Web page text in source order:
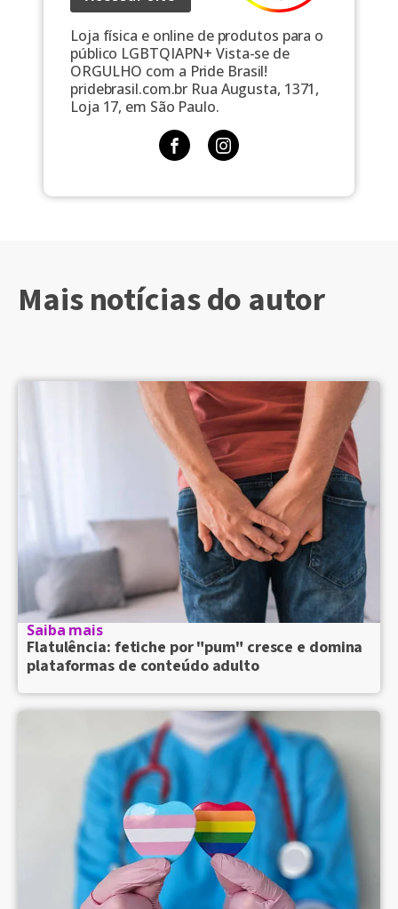
Loja física e online de produtos para o
público LGBTQIAPN+ Vista-se de
ORGULHO com a Pride Brasil!
pridebrasil.com.br Rua Augusta, 1371,
Loja 17, em São Paulo.
Mais notícias do autor
Saiba mais
Flatulência: fetiche por "pum" cresce e domina
plataformas de conteúdo adulto